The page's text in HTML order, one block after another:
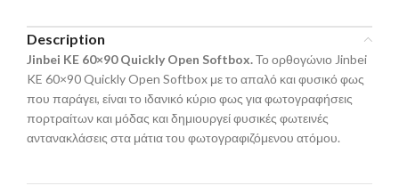
Description
Jinbei KE 60×90 Quickly Open Softbox.Το ορθογώνιο Jinbei
KE 60×90 Quickly Open Softbox με το απαλό και φυσικό φως
που παράγει, είναι το ιδανικό κύριο φως για φωτογραφήσεις
πορτραίτων και μόδας και δημιουργεί φυσικές φωτεινές
αντανακλάσεις στα μάτια του φωτογραφιζόμενου ατόμου.